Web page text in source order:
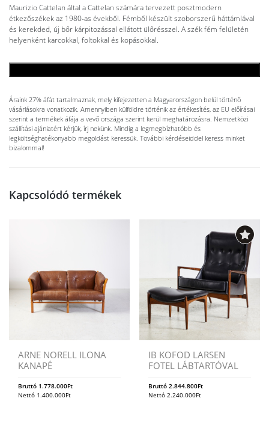
Maurizio Cattelan által a Cattelan számára tervezett posztmodern
étkezőszékek az 1980-as évekből. Fémből készült szoborszerű háttámlával
és kerekded, új bőr kárpitozással ellátott ülőrésszel. A szék fém felületén
helyenként karcokkal, foltokkal és kopásokkal.
Áraink 27% áfát tartalmaznak, mely kifejezetten a Magyarországon belül történő
vásárlásokra vonatkozik. Amennyiben külföldre történik az értékesítés, az EU előírásai
szerint a termékek áfája a vevő országa szerint kerül meghatározásra. Nemzetközi
szállítási ajánlatért kérjük, írj nekünk. Mindig a legmegbízhatóbb és
legköltséghatékonyabb megoldást keressük. További kérdéseiddel keress minket
bizalommal!
Kapcsolódó termékek
ARNE NORELL ILONA
KANAPÉ
Bruttó 1.778.000Ft
Nettó 1.400.000Ft
IB KOFOD LARSEN
FOTEL LÁBTARTÓVAL
Bruttó2.844.800Ft
Nettó2.240.000Ft